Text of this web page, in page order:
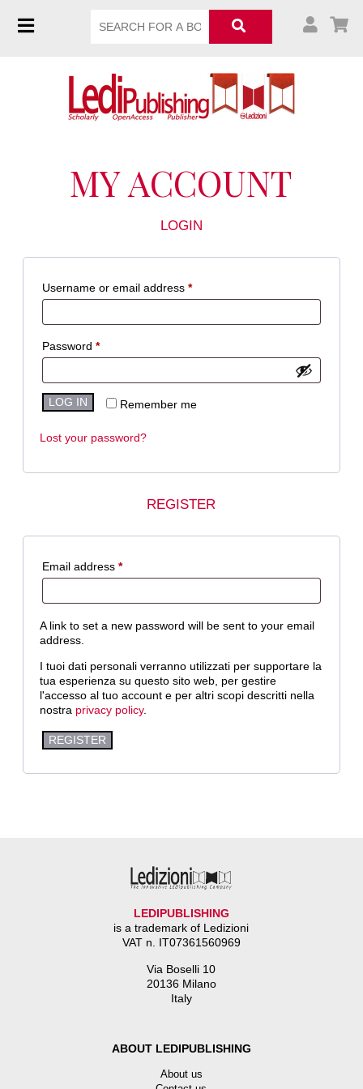
MY ACCOUNT
LOGIN
Username or email address*
Password*
Remember me
LOG IN
Lost your password?
REGISTER
Email address*
A link to set a new password will be sent to your email
address.
I tuoi dati personali verranno utilizzati per supportare la
tua esperienza su questo sito web, per gestire
l'accesso al tuo account e per altri scopi descritti nella
nostra privacy policy.
REGISTER
LEDIPUBLISHING
is a trademark of Ledizioni
VAT n. IT07361560969
Via Boselli 10
20136 Milano
Italy
ABOUT LEDIPUBLISHING
About us